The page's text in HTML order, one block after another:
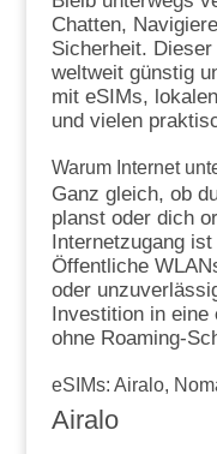
Chatten,
Sicherheit.
weltweit günstig
mit eSIMs,
und vielen
Warum Internet
Ganz gleich, ob
planst oder dich
Internetzugang
Öffentliche
oder
Investition in eine
ohne Roaming-
eSIMs: Airalo,
Airalo